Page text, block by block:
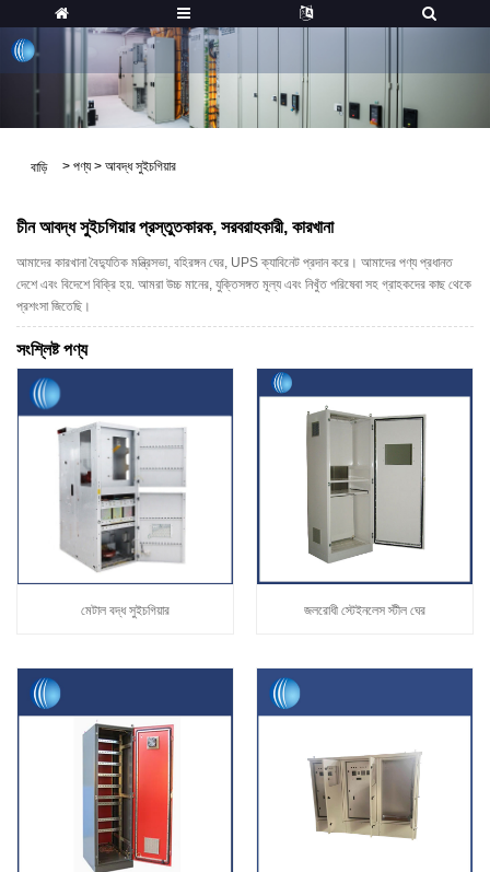
বাড়ি > পণ্য > আবদ্ধ সুইচগিয়ার
চীন আবদ্ধ সুইচগিয়ার প্রস্তুতকারক, সরবরাহকারী, কারখানা
আমাদের কারখানা বৈদ্যুতিক মন্ত্রিসভা, বহিরঙ্গন ঘের, UPS ক্যাবিনেট প্রদান করে। আমাদের পণ্য প্রধানত
দেশে এবং বিদেশে বিক্রি হয়. আমরা উচ্চ মানের, যুক্তিসঙ্গত মূল্য এবং নিখুঁত পরিষেবা সহ গ্রাহকদের কাছ থেকে
প্রশংসা জিতেছি।
সংশ্লিষ্ট পণ্য
মেটাল বদ্ধ সুইচগিয়ার জলরোধী স্টেইনলেস স্টীল ঘের